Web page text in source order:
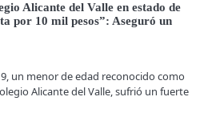
Alicante del Valle en estado de
por 10 mil pesos”: Aseguró un
un menor de edad reconocido como
Alicante del Valle, sufrió un fuerte